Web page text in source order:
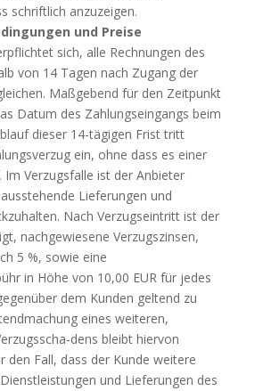
schriftlich anzuzeigen.
und Preise
sich, alle Rechnungen des
von 14 Tagen nach Zugang der
Maßgebend für den Zeitpunkt
Datum des Zahlungseingangs beim
dieser 14-tägigen Frist tritt
ein, ohne dass es einer
Im Verzugsfalle ist der Anbieter
Lieferungen und
Nach Verzugseintritt ist der
nachgewiesene Verzugszinsen,
5 %, sowie eine
in Höhe von 10,00 EUR für jedes
dem Kunden geltend zu
eines weiteren,
dens bleibt hiervon
den Fall, dass der Kunde weitere
und Lieferungen des